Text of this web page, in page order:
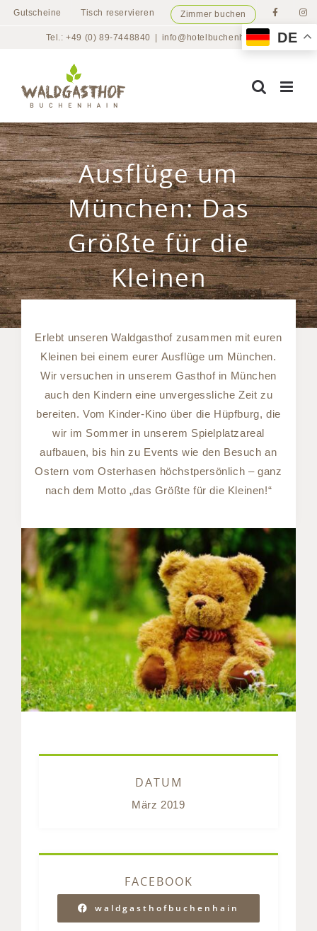
ZumGutscheine Tisch reservieren Zimmer buchen
Tel.: +49 (0) 89-7448840 info@hotelbuchenhain.de
Ausflüge um
München: Das
Größte für die
Kleinen
Erlebt unseren Waldgasthof zusammen mit euren
Kleinen bei einem eurer Ausflüge um München.
Wir versuchen in unserem Gasthof in München
auch den Kindern eine unvergessliche Zeit zu
bereiten. Vom Kinder-Kino über die Hüpfburg, die
wir im Sommer in unserem Spielplatzareal
aufbauen, bis hin zu Events wie den Besuch an
Ostern vom Osterhasen höchstpersönlich – ganz
nach dem Motto „das Größte für die Kleinen!“
DATUM
März 2019
FACEBOOK
waldgasthofbuchenhain
DE